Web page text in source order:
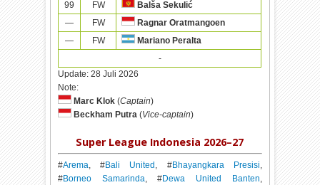
99 FW
Balša Sekulić
—
FW
Ragnar Oratmangoen
—
FW
Mariano Peralta
-
Update:28 Juli 2026
Note:
Marc Klok (Captain)
Beckham Putra (Vice-captain)
Super League Indonesia 2026–27
#Arema, #Bali United , #Bhayangkara Presisi,
#Borneo Samarinda, #Dewa United Banten,